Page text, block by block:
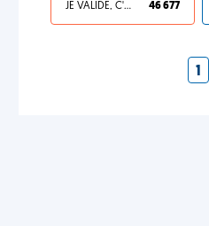
JE VALIDE, C'EST UNE VDM 46 677
1